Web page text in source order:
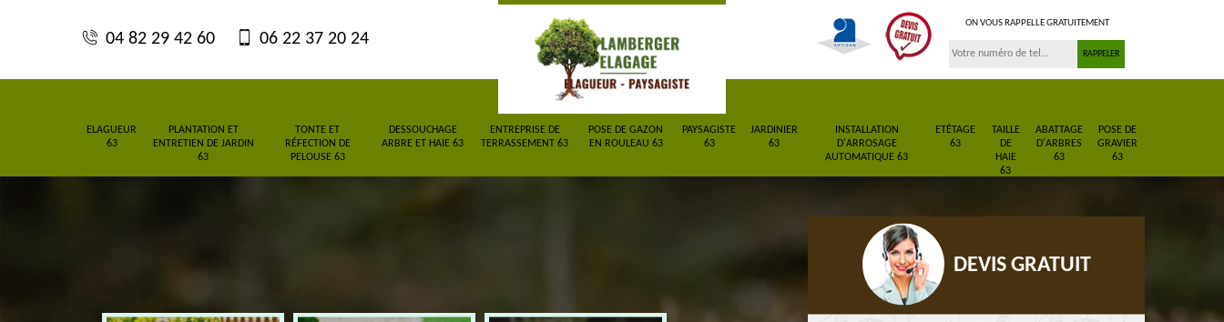
04 82 29 42 60 06 22 37 20 24
ON VOUS RAPPELLE GRATUITEMENT
ELAGUEUR
63
PLANTATION ET
ENTRETIEN DE JARDIN
63
TONTE ET
RÉFECTION DE
PELOUSE 63
DESSOUCHAGE
ARBRE ET HAIE 63
ENTREPRISE DE
TERRASSEMENT 63
POSE DE GAZON
EN ROULEAU 63
PAYSAGISTE
63
JARDINIER
63
INSTALLATION
D'ARROSAGE
AUTOMATIQUE 63
ETÊTAGE
63
TAILLE
DE
HAIE
63
ABATTAGE
D'ARBRES
63
POSE DE
GRAVIER
63
DEVIS GRATUIT